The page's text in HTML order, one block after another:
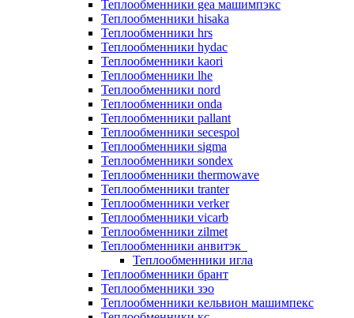
Теплообменники gea машимпэкс
Теплообменники hisaka
Теплообменники hrs
Теплообменники hydac
Теплообменники kaori
Теплообменники lhe
Теплообменники nord
Теплообменники onda
Теплообменники pallant
Теплообменники secespol
Теплообменники sigma
Теплообменники sondex
Теплообменники thermowave
Теплообменники tranter
Теплообменники verker
Теплообменники vicarb
Теплообменники zilmet
Теплообменники анвитэк
Теплообменники игла
Теплообменники брант
Теплообменники зэо
Теплообменники кельвион машимпекс